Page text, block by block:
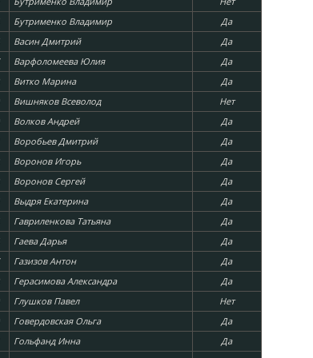
Бутрименко Владимир
Да
Васин Дмитрий
Да
Варфоломеева Юлия
Да
Витко Марина
Да
Вишняков Всеволод
Нет
Волков Андрей
Да
Воробьев Дмитрий
Да
Воронов Игорь
Да
Воронов Сергей
Да
Выдря Екатерина
Да
Гавриленкова Татьяна
Да
Гаева Дарья
Да
Газизов Антон
Да
Герасимова Александра
Да
Глушков Павел
Нет
Говердовская Ольга
Да
Гольфанд Инна
Да